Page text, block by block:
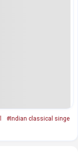
#Indian classical singe